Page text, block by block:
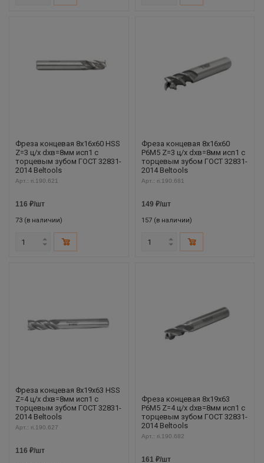
Фреза концевая 8х16х60 HSS
Z=3 ц/х dхв=8мм исп1 с
торцевым зубом ГОСТ 32831-
2014 Beltools
Арт.: ri.190.621
116 ₽/шт
73 (в наличии)
Фреза концевая 8х16х60
Р6М5 Z=3 ц/х dхв=8мм исп1 с
торцевым зубом ГОСТ 32831-
2014 Beltools
Арт.: ri.190.681
149 ₽/шт
157 (в наличии)
Фреза концевая 8х19х63 HSS
Z=4 ц/х dхв=8мм исп1 с
торцевым зубом ГОСТ 32831-
2014 Beltools
Арт.: ri.190.627
116 ₽/шт
Фреза концевая 8х19х63
Р6М5 Z=4 ц/х dхв=8мм исп1 с
торцевым зубом ГОСТ 32831-
2014 Beltools
Арт.: ri.190.682
161 ₽/шт